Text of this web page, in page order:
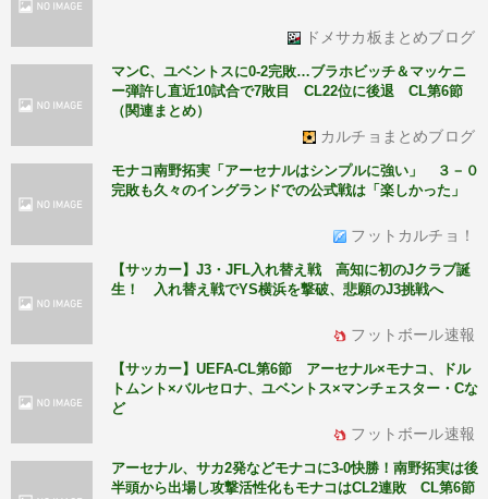
ドメサカ板まとめブログ
マンC、ユベントスに0-2完敗…ブラホビッチ＆マッケニ
ー弾許し直近10試合で7敗目 CL22位に後退 CL第6節
（関連まとめ）
カルチョまとめブログ
モナコ南野拓実「アーセナルはシンプルに強い」 ３－０
完敗も久々のイングランドでの公式戦は「楽しかった」
フットカルチョ！
【サッカー】J3・JFL入れ替え戦 高知に初のJクラブ誕
生！ 入れ替え戦でYS横浜を撃破、悲願のJ3挑戦へ
フットボール速報
【サッカー】UEFA-CL第6節 アーセナル×モナコ、ドル
トムント×バルセロナ、ユベントス×マンチェスター・Cな
ど
フットボール速報
アーセナル、サカ2発などモナコに3-0快勝！南野拓実は後
半頭から出場し攻撃活性化もモナコはCL2連敗 CL第6節